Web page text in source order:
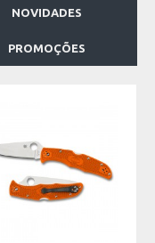
NOVIDADES
PROMOÇÕES